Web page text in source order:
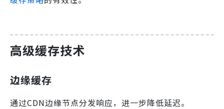
高级缓存技术
边缘缓存
通过CDN边缘节点分发响应，进一步降低延迟。